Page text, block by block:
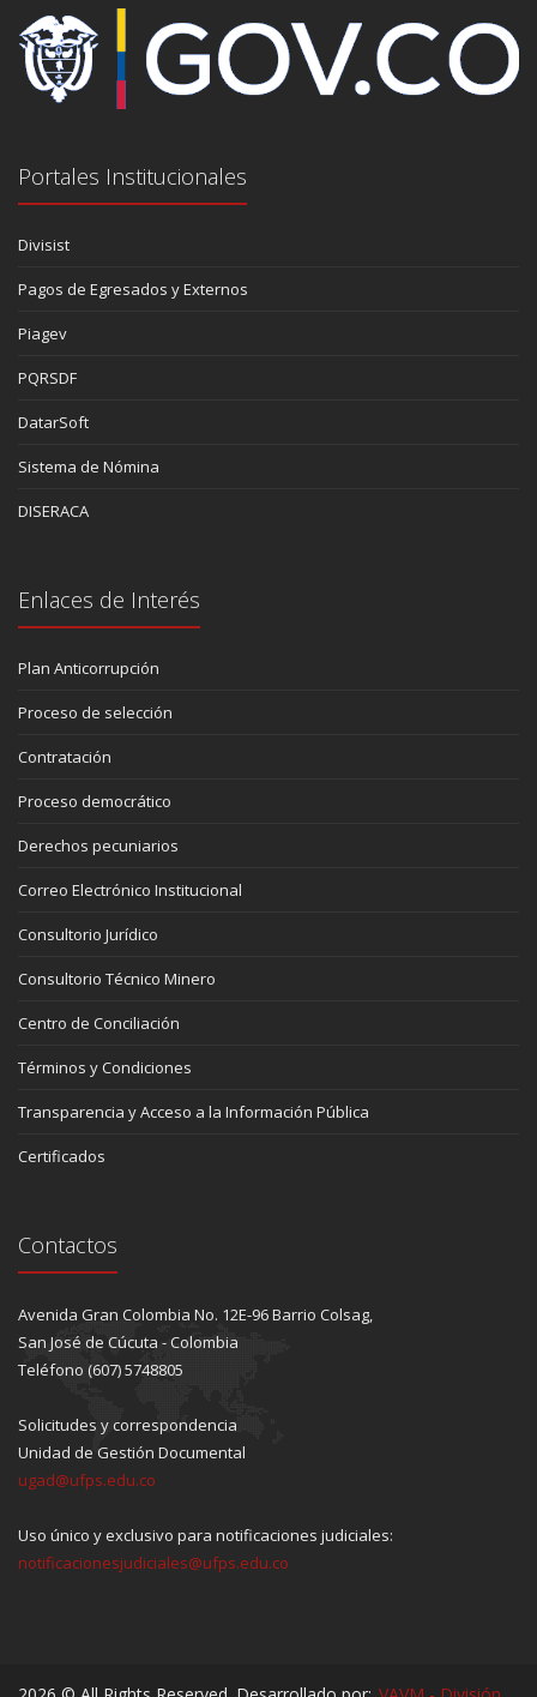
Portales Institucionales
Divisist
Pagos de Egresados y Externos
Piagev
PQRSDF
DatarSoft
Sistema de Nómina
DISERACA
Enlaces de Interés
Plan Anticorrupción
Proceso de selección
Contratación
Proceso democrático
Derechos pecuniarios
Correo Electrónico Institucional
Consultorio Jurídico
Consultorio Técnico Minero
Centro de Conciliación
Términos y Condiciones
Transparencia y Acceso a la Información Pública
Certificados
Contactos
Avenida Gran Colombia No. 12E-96 Barrio Colsag,
San José de Cúcuta - Colombia
Teléfono (607) 5748805
Solicitudes y correspondencia
Unidad de Gestión Documental
ugad@ufps.edu.co
Uso único y exclusivo para notificaciones judiciales:
notificacionesjudiciales@ufps.edu.co